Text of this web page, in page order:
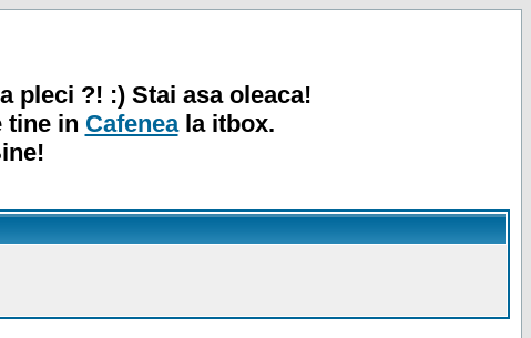
pleci ?! :) Stai asa oleaca!
tine in Cafeneala itbox.